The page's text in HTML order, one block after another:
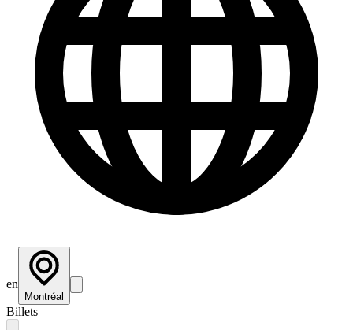
en
Montréal
Billets